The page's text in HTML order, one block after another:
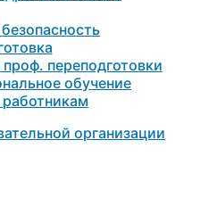
переподготовки
обучение
организации